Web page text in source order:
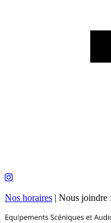
Nos horaires | Nous joindre :